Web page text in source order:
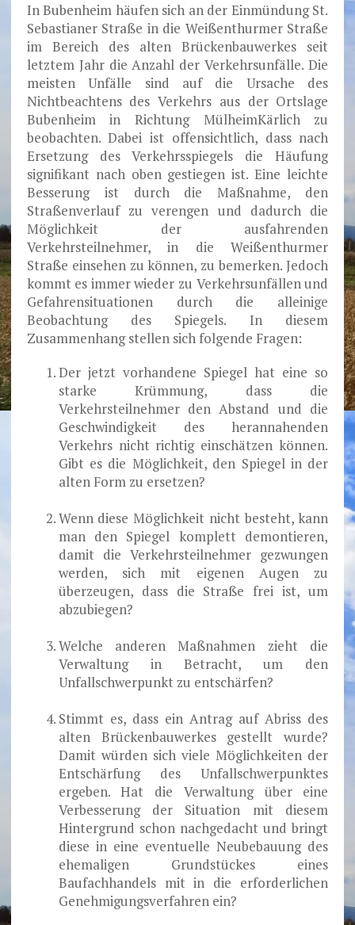
In Bubenheim häufen sich an der Einmündung St.
Sebastianer Straße in die Weißenthurmer Straße
im Bereich des alten Brückenbauwerkes seit
letztem Jahr die Anzahl der Verkehrsunfälle. Die
meisten Unfälle sind auf die Ursache des
Nichtbeachtens des Verkehrs aus der Ortslage
Bubenheim in Richtung MülheimKärlich zu
beobachten. Dabei ist offensichtlich, dass nach
Ersetzung des Verkehrsspiegels die Häufung
signifikant nach oben gestiegen ist. Eine leichte
Besserung ist durch die Maßnahme, den
Straßenverlauf zu verengen und dadurch die
Möglichkeit der ausfahrenden
Verkehrsteilnehmer, in die Weißenthurmer
Straße einsehen zu können, zu bemerken. Jedoch
kommt es immer wieder zu Verkehrsunfällen und
Gefahrensituationen durch die alleinige
Beobachtung des Spiegels. In diesem
Zusammenhang stellen sich folgende Fragen:
Der jetzt vorhandene Spiegel hat eine so
starke Krümmung, dass die
Verkehrsteilnehmer den Abstand und die
Geschwindigkeit des herannahenden
Verkehrs nicht richtig einschätzen können.
Gibt es die Möglichkeit, den Spiegel in der
alten Form zu ersetzen?
Wenn diese Möglichkeit nicht besteht, kann
man den Spiegel komplett demontieren,
damit die Verkehrsteilnehmer gezwungen
werden, sich mit eigenen Augen zu
überzeugen, dass die Straße frei ist, um
abzubiegen?
Welche anderen Maßnahmen zieht die
Verwaltung in Betracht, um den
Unfallschwerpunkt zu entschärfen?
Stimmt es, dass ein Antrag auf Abriss des
alten Brückenbauwerkes gestellt wurde?
Damit würden sich viele Möglichkeiten der
Entschärfung des Unfallschwerpunktes
ergeben. Hat die Verwaltung über eine
Verbesserung der Situation mit diesem
Hintergrund schon nachgedacht und bringt
diese in eine eventuelle Neubebauung des
ehemaligen Grundstückes eines
Baufachhandels mit in die erforderlichen
Genehmigungsverfahren ein?